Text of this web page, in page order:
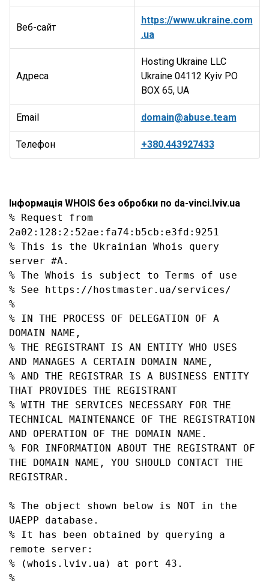
Веб-сайт
https://www.ukraine.com
.ua
Адреса
Hosting Ukraine LLC
Ukraine 04112 Kyiv PO
BOX 65, UA
Email domain@abuse.team
Телефон +380.443927433
Інформація WHOIS без обробки по da-vinci.lviv.ua
% Request from
2a02:128:2:52ae:fa74:b5cb:e3fd:9251
% This is the Ukrainian Whois query
server #A.
% The Whois is subject to Terms of use
% See https://hostmaster.ua/services/
%
% IN THE PROCESS OF DELEGATION OF A
DOMAIN NAME,
% THE REGISTRANT IS AN ENTITY WHO USES
AND MANAGES A CERTAIN DOMAIN NAME,
% AND THE REGISTRAR IS A BUSINESS ENTITY
THAT PROVIDES THE REGISTRANT
% WITH THE SERVICES NECESSARY FOR THE
TECHNICAL MAINTENANCE OF THE REGISTRATION
AND OPERATION OF THE DOMAIN NAME.
% FOR INFORMATION ABOUT THE REGISTRANT OF
THE DOMAIN NAME, YOU SHOULD CONTACT THE
REGISTRAR.
% The object shown below is NOT in the
UAEPP database.
% It has been obtained by querying a
remote server:
% (whois.lviv.ua) at port 43.
%